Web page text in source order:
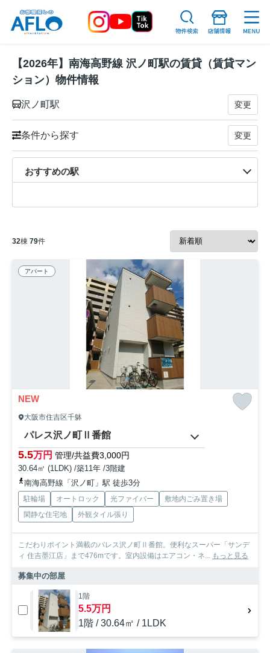
【2026年】南海高野線 沢ノ町駅の賃貸（賃貸マン
ション）物件情報
沢ノ町駅 変更
条件から探す 変更
おすすめの駅
32棟 79件
アパート
NEW
大阪市住吉区千躰
パレス沢ノ町Ⅱ番館
5.5万円 管理/共益費3,000円
30.64㎡ (1LDK) /築11年 /3階建
南海高野線「沢ノ町」駅 徒歩3分
駐輪場 オートロック 光ファイバー
敷地内ごみ置き場
閑静な住宅地
外観タイル張り
こだわりポイント満載のパレス沢ノ町Ⅱ番館。便利なスーパー「サンデ
ィ 住吉墨江店」まで476mです。室内設備はエアコン・ネ...
もっと見る
募集中の部屋
1階
5.5万円
1階 / 30.64㎡ / 1LDK